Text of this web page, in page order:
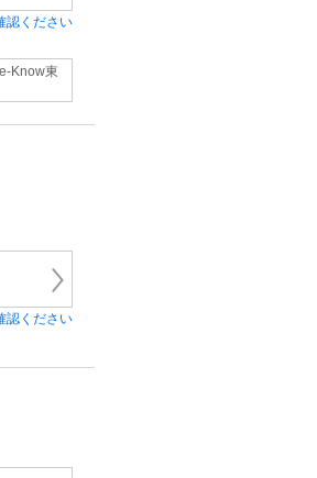
認ください
Know東
認ください